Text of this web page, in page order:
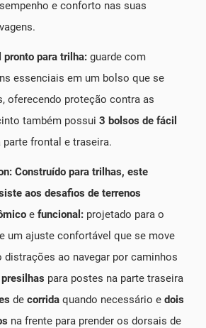
e conforto nas suas
pronto para trilha: guarde com
essenciais em um bolso que se
oferecendo proteção contra as
também possui 3 bolsos de fácil
parte frontal e traseira.
Construído para trilhas, este
aos desafios de terrenos
e funcional: projetado para o
um ajuste confortável que se move
distrações ao navegar por caminhos
presilhas para postes na parte traseira
de corrida quando necessário e dois
na frente para prender os dorsais de